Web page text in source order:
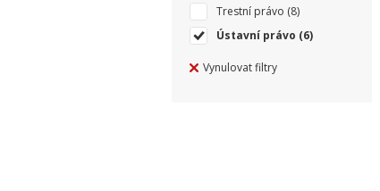
Trestní právo (8)
Ústavní právo (6)
Vynulovat filtry